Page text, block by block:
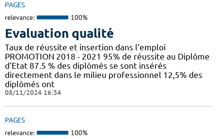
PAGES
relevance: 100%
Evaluation qualité
Taux de réussite et insertion dans l'emploi
PROMOTION 2018 - 2021 95% de réussite au Diplôme
d'Etat 87.5 % des diplômés se sont insérés
directement dans le milieu professionnel 12,5% des
diplômés ont
08/11/2024 16:34
PAGES
relevance: 100%